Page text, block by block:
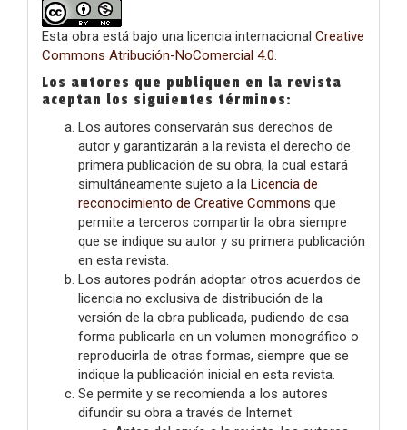
Esta obra está bajo una licencia internacional Creative
Commons Atribución-NoComercial 4.0.
Los autores que publiquen en la revista
aceptan los siguientes términos:
Los autores conservarán sus derechos de
autor y garantizarán a la revista el derecho de
primera publicación de su obra, la cual estará
simultáneamente sujeto a la Licencia de
reconocimiento de Creative Commons que
permite a terceros compartir la obra siempre
que se indique su autor y su primera publicación
en esta revista.
Los autores podrán adoptar otros acuerdos de
licencia no exclusiva de distribución de la
versión de la obra publicada, pudiendo de esa
forma publicarla en un volumen monográfico o
reproducirla de otras formas, siempre que se
indique la publicación inicial en esta revista.
Se permite y se recomienda a los autores
difundir su obra a través de Internet: